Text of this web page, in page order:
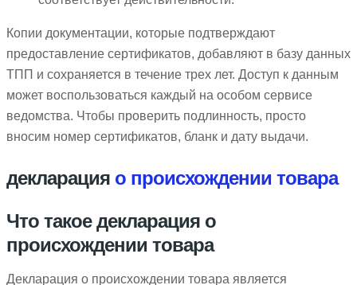
Копии документации, которые подтверждают
предоставление сертификатов, добавляют в базу данных
ТПП и сохраняется в течение трех лет. Доступ к данным
может воспользоваться каждый на особом сервисе
ведомства. Чтобы проверить подлинность, просто
вносим номер сертификатов, бланк и дату выдачи.
декларация о происхождении товара
Что такое декларация о
происхождении товара
Декларация о происхождении товара является